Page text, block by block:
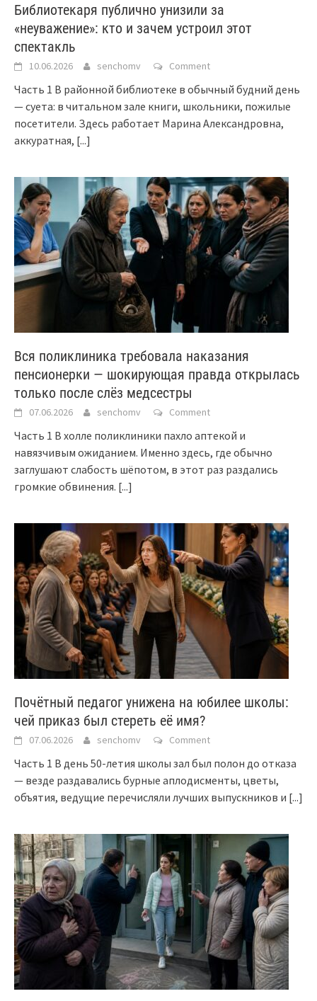
Библиотекаря публично унизили за
«неуважение»: кто и зачем устроил этот
спектакль
10.06.2026 senchomv Comment
Часть 1 В районной библиотеке в обычный будний день
— суета: в читальном зале книги, школьники, пожилые
посетители. Здесь работает Марина Александровна,
аккуратная, [...]
Вся поликлиника требовала наказания
пенсионерки — шокирующая правда открылась
только после слёз медсестры
07.06.2026 senchomv Comment
Часть 1 В холле поликлиники пахло аптекой и
навязчивым ожиданием. Именно здесь, где обычно
заглушают слабость шёпотом, в этот раз раздались
громкие обвинения. [...]
Почётный педагог унижена на юбилее школы:
чей приказ был стереть её имя?
07.06.2026 senchomv Comment
Часть 1 В день 50-летия школы зал был полон до отказа
— везде раздавались бурные аплодисменты, цветы,
объятия, ведущие перечисляли лучших выпускников и [...]